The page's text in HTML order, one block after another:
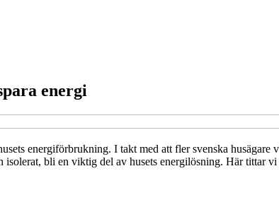
energi
energiförbrukning. I takt med att fler svenska
bli en viktig del av husets energilösning. Här tittar